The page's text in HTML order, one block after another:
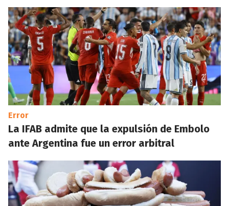
Error
La IFAB admite que la expulsión de Embolo
ante Argentina fue un error arbitral